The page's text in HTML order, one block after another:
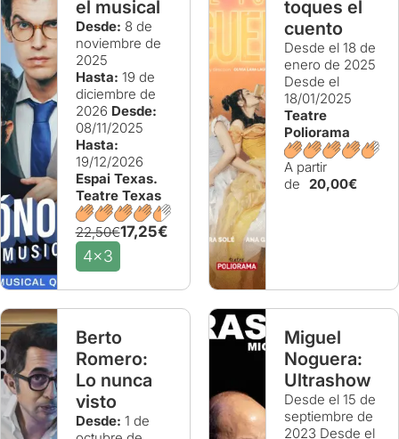
el musical
Desde: 8 de
noviembre de
2025
Hasta: 19 de
diciembre de
2026 Desde:
08/11/2025
Hasta:
19/12/2026
Espai Texas.
Teatre Texas
22,50€17,25€
4x3
toques el
cuento
Desde el 18 de
enero de 2025
Desde el
18/01/2025
Teatre
Poliorama
A partir
de
20,00€
Berto
Romero:
Lo nunca
visto
Desde: 1 de
Miguel
Noguera:
Ultrashow
Desde el 15 de
septiembre de
2023 Desde el